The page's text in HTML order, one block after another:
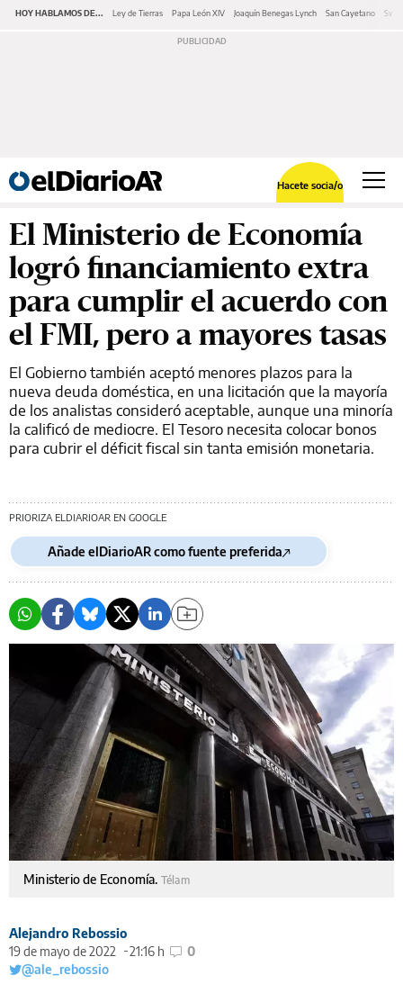
HOY HABLAMOS DE... Ley de Tierras Papa León XIV Joaquín Benegas Lynch San Cayetano
Hacete socia/o
El Ministerio de Economía
logró financiamiento extra
para cumplir el acuerdo con
el FMI, pero a mayores tasas
El Gobierno también aceptó menores plazos para la
nueva deuda doméstica, en una licitación que la mayoría
de los analistas consideró aceptable, aunque una minoría
la calificó de mediocre. El Tesoro necesita colocar bonos
para cubrir el déficit fiscal sin tanta emisión monetaria.
PRIORIZA ELDIARIOAR EN GOOGLE
Añade elDiarioAR como fuente preferida
Ministerio de Economía. Télam
Alejandro Rebossio
19 de mayo de 2022
21:16 h
0
@ale_rebossio